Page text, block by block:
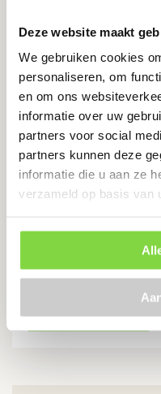
Deze website maakt
We gebruiken cookies
personaliseren, om
en om ons
informatie over uw
partners voor social
partners kunnen deze
informatie die u aan ze
verzameld op basis van
prijs
was:
€39.50.
prijs
is:
€28.50.
Bekijk product
stuk
€50.00